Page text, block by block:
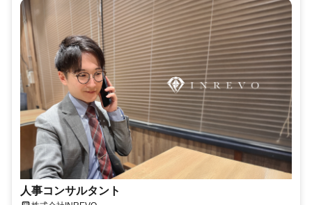
人事コンサルタント